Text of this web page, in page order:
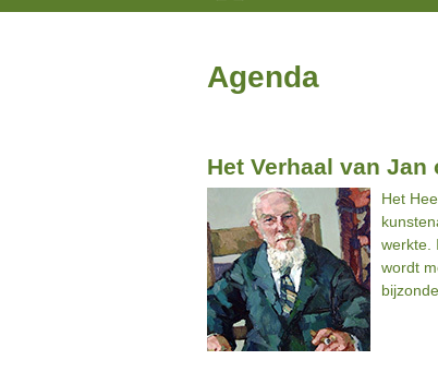
Agenda
Het Verhaal van
Het
werkte.
wordt